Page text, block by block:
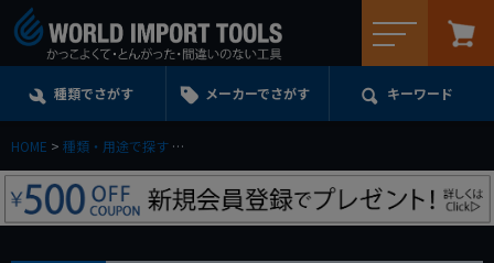
種類でさがす メーカーでさがす キーワード
HOME 種類・用途で探す